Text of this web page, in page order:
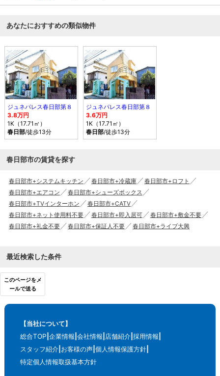
あなたにおすすめの類似物件
ジュネパレス春日部第８
3.8万円
1K（17.71㎡）
春日部/徒歩13分
ジュネパレス春日部第８
3.6万円
1K（17.71㎡）
春日部/徒歩13分
春日部市の賃貸を探す
春日部市+システムキッチン 春日部市+冷蔵庫
春日部市+ロフト
春日部市+エアコン
春日部市+シューズボックス
春日部市+TVインターホン
春日部市+CATV
春日部市+ネット使用料不要
春日部市+即入居可
春日部市+敷金不要
春日部市+礼金不要
春日部市+保証人不要 春日部市+ライブ大興
最近検索した条件
このページをメ
ールで送る
【当社について】
総合TOP 企業情報 会社情報 店舗紹介 採用情報
スタッフ紹介 お客様の声 個人情報保護方針
特定個人情報取扱基本方針